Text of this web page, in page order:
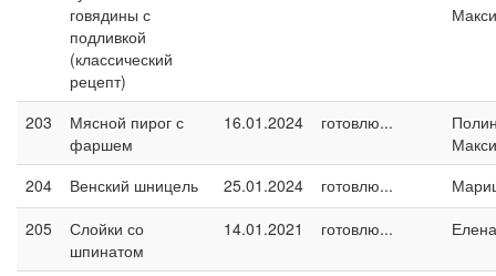
говядины с
подливкой
(классический
рецепт)
203
Мясной пирог с
фаршем
16.01.2024 готовлю...
204
Венский шницель 25.01.2024 готовлю...
205
Слойки со
шпинатом
14.01.2021 готовлю...